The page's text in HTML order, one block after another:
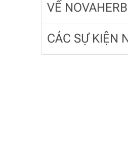
VỀ NOVAHERB
CÁC SỰ KIỆN